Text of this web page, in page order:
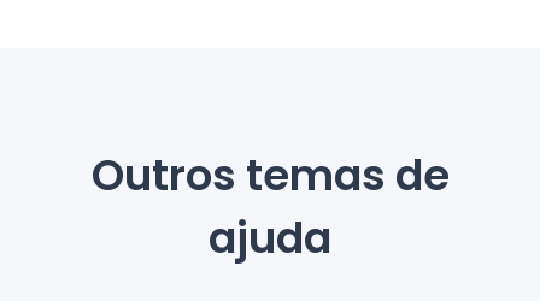
Outros temas de
ajuda